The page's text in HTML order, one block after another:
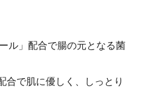
ル」配合で腸の元となる菌
合で肌に優しく、しっとり